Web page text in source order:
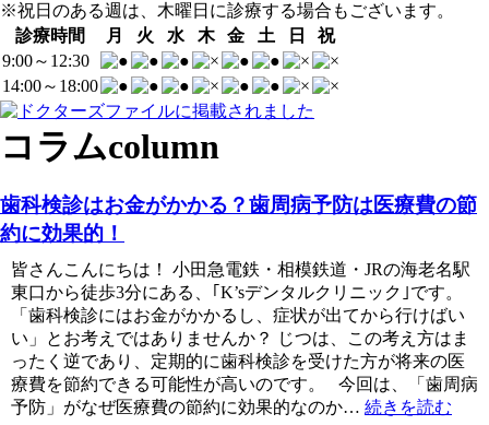
※祝日のある週は、木曜日に診療する場合もございます。
診療時間
月 火 水 木 金 土 日
祝
9:00～12:30
14:00～18:00
コラムcolumn
歯科検診はお金がかかる？歯周病予防は医療費の節
約に効果的！
皆さんこんにちは！ 小田急電鉄・相模鉄道・JRの海老名駅
東口から徒歩3分にある、｢K’sデンタルクリニック｣です。
「歯科検診にはお金がかかるし、症状が出てから行けばい
い」とお考えではありませんか？ じつは、この考え方はま
ったく逆であり、定期的に歯科検診を受けた方が将来の医
療費を節約できる可能性が高いのです。 今回は、「歯周病
予防」がなぜ医療費の節約に効果的なのか… 続きを読む